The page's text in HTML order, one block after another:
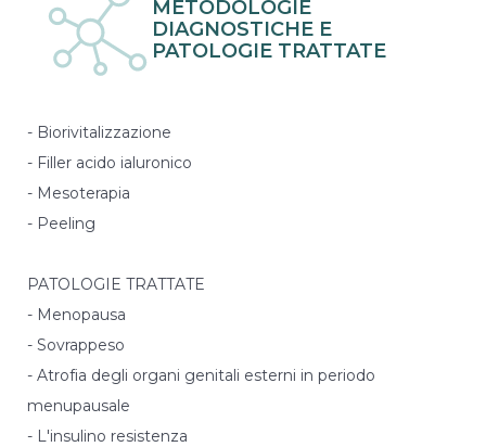
METODOLOGIE
DIAGNOSTICHE E
PATOLOGIE TRATTATE
- Biorivitalizzazione
- Filler acido ialuronico
- Mesoterapia
- Peeling
PATOLOGIE TRATTATE
- Menopausa
- Sovrappeso
- Atrofia degli organi genitali esterni in periodo
menupausale
- L'insulino resistenza